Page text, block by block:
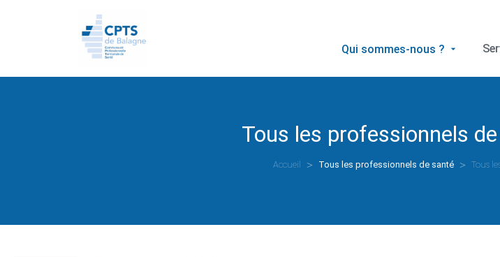
Qui sommes-nous ?
Tous les professionnels
Accueil Tous les professionnels de santé Tous